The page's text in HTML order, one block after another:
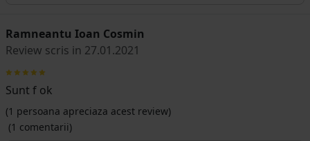
Ramneantu Ioan Cosmin
Review scris in 27.01.2021
Sunt f ok
(1 persoana apreciaza acest review)
(1 comentarii)